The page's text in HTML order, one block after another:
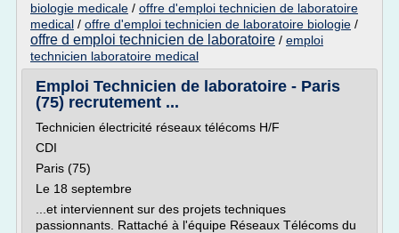
biologie medicale / offre d'emploi technicien de laboratoire
medical / offre d'emploi technicien de laboratoire biologie /
offre d emploi technicien de laboratoire / emploi
technicien laboratoire medical
Emploi Technicien de laboratoire - Paris
(75) recrutement ...
Technicien électricité réseaux télécoms H/F
CDI
Paris (75)
Le 18 septembre
...et interviennent sur des projets techniques
passionnants. Rattaché à l'équipe Réseaux Télécoms du